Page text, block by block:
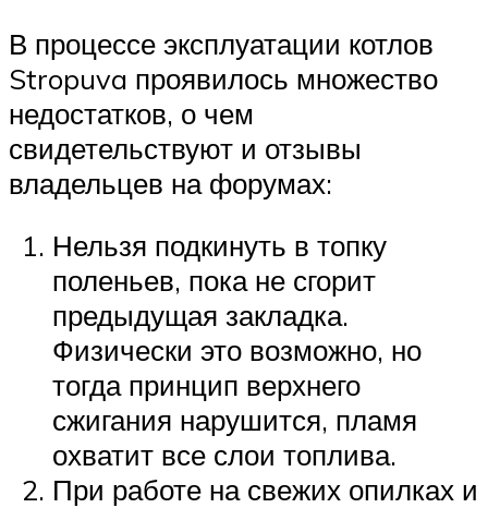
В процессе эксплуатации котлов
Stropuva проявилось множество
недостатков, о чем
свидетельствуют и отзывы
владельцев на форумах:
Нельзя подкинуть в топку
поленьев, пока не сгорит
предыдущая закладка.
Физически это возможно, но
тогда принцип верхнего
сжигания нарушится, пламя
охватит все слои топлива.
При работе на свежих опилках и